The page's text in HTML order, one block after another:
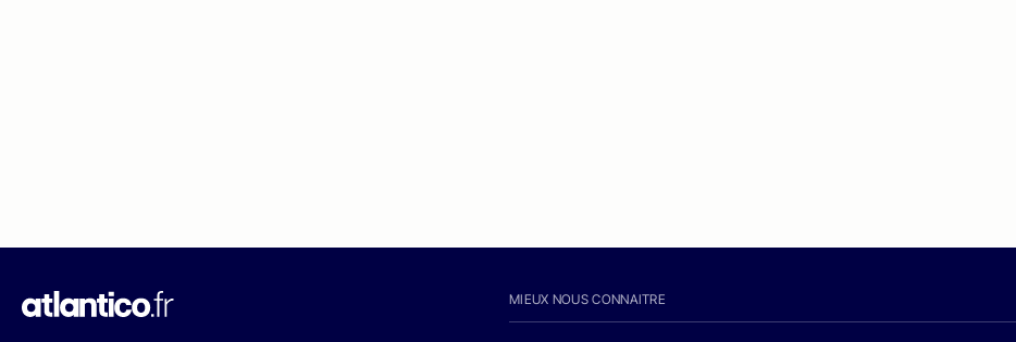
MIEUX NOUS CONNAITRE